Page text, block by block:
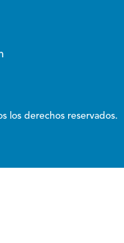
los derechos reservados.